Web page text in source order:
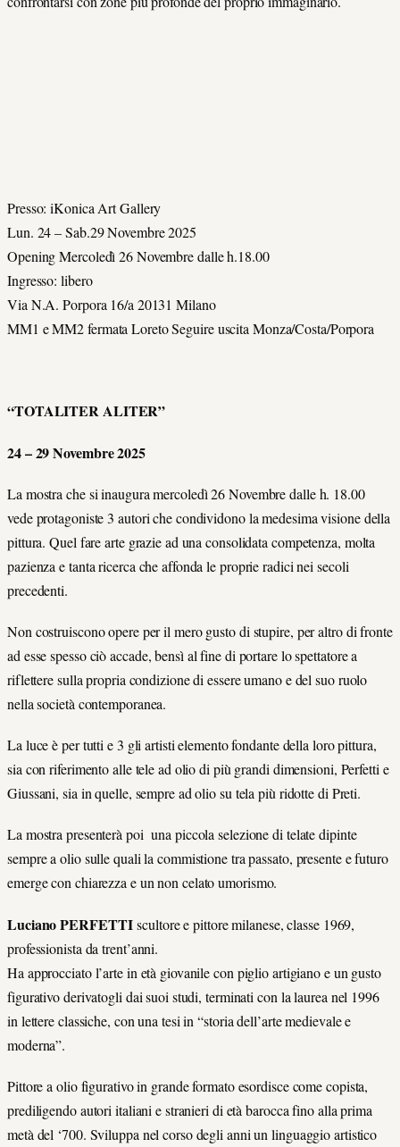
Presso: iKonica Art Gallery
Lun. 24 – Sab.29 Novembre 2025
Opening Mercoledì 26 Novembre dalle h.18.00
Ingresso: libero
Via N.A. Porpora 16/a 20131 Milano
MM1 e MM2 fermata Loreto Seguire uscita Monza/Costa/Porpora
“TOTALITER ALITER”
24 – 29 Novembre 2025
La mostra che si inaugura mercoledì 26 Novembre dalle h. 18.00
vede protagoniste 3 autori che condividono la medesima visione della
pittura. Quel fare arte grazie ad una consolidata competenza, molta
pazienza e tanta ricerca che affonda le proprie radici nei secoli
precedenti.
Non costruiscono opere per il mero gusto di stupire, per altro di fronte
ad esse spesso ciò accade, bensì al fine di portare lo spettatore a
riflettere sulla propria condizione di essere umano e del suo ruolo
nella società contemporanea.
La luce è per tutti e 3 gli artisti elemento fondante della loro pittura,
sia con riferimento alle tele ad olio di più grandi dimensioni, Perfetti e
Giussani, sia in quelle, sempre ad olio su tela più ridotte di Preti.
La mostra presenterà poi una piccola selezione di telate dipinte
sempre a olio sulle quali la commistione tra passato, presente e futuro
emerge con chiarezza e un non celato umorismo.
Luciano PERFETTIscultore e pittore milanese, classe 1969,
professionista da trent’anni.
Ha approcciato l’arte in età giovanile con piglio artigiano e un gusto
figurativo derivatogli dai suoi studi, terminati con la laurea nel 1996
in lettere classiche, con una tesi in “storia dell’arte medievale e
moderna”.
Pittore a olio figurativo in grande formato esordisce come copista,
prediligendo autori italiani e stranieri di età barocca fino alla prima
metà del ‘700. Sviluppa nel corso degli anni un linguaggio artistico